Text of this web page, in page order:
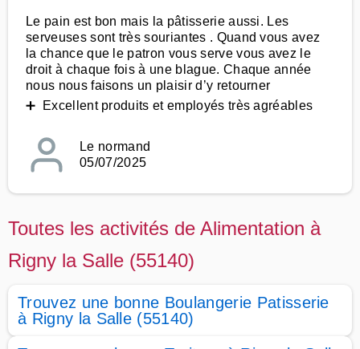
Le pain est bon mais la pâtisserie aussi. Les
serveuses sont très souriantes . Quand vous avez
la chance que le patron vous serve vous avez le
droit à chaque fois à une blague. Chaque année
nous nous faisons un plaisir d’y retourner
➕ Excellent produits et employés très agréables
Le normand
05/07/2025
Toutes les activités de Alimentation à
Rigny la Salle (55140)
Trouvez une bonne Boulangerie Patisserie
à Rigny la Salle (55140)